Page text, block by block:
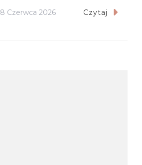
8 Czerwca 2026 Czytaj